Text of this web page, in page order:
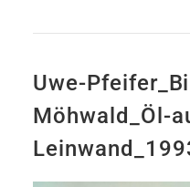
Uwe-
Möhwald_Öl-